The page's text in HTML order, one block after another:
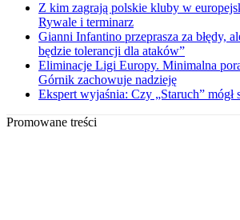
Z kim zagrają polskie kluby w
Rywale i terminarz
Gianni Infantino przeprasza za błędy,
będzie tolerancji dla ataków”
Eliminacje Ligi Europy. Minimalna
Górnik zachowuje nadzieję
Ekspert wyjaśnia: Czy „Staruch” mógł
Promowane treści